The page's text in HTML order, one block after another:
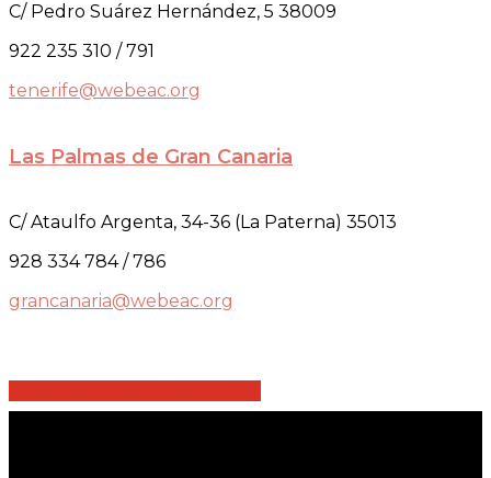
C/ Pedro Suárez Hernández, 5 38009
922 235 310 / 791
tenerife@webeac.org
Las Palmas de Gran Canaria
C/ Ataulfo Argenta, 34-36 (La Paterna) 35013
928 334 784 / 786
grancanaria@webeac.org